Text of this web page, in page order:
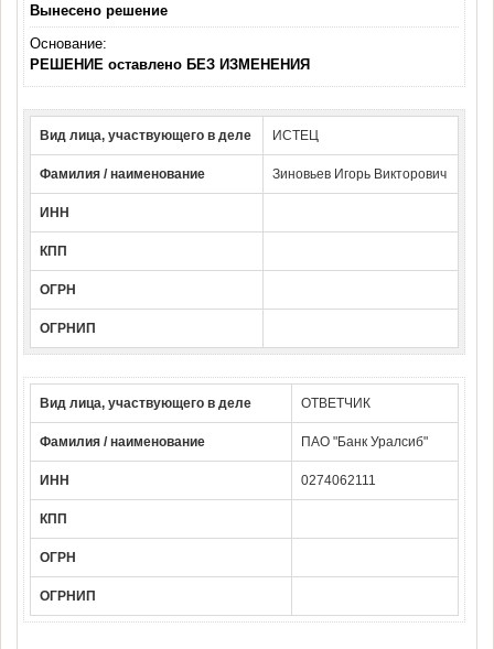
Вынесено решение
Основание:
РЕШЕНИЕ оставлено БЕЗ ИЗМЕНЕНИЯ
Вид лица, участвующего в деле ИСТЕЦ
Фамилия / наименование Зиновьев Игорь Викторович
ИНН
КПП
ОГРН
ОГРНИП
Вид лица, участвующего в деле ОТВЕТЧИК
Фамилия / наименование ПАО "Банк Уралсиб"
ИНН 0274062111
КПП
ОГРН
ОГРНИП